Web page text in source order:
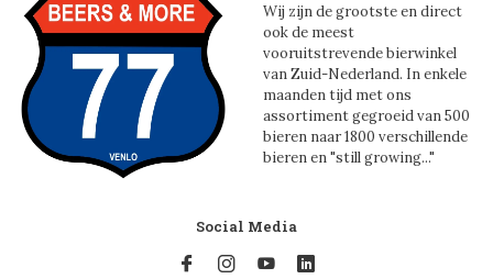
Wij zijn de grootste en direct
ook de meest
vooruitstrevende bierwinkel
van Zuid-Nederland. In enkele
maanden tijd met ons
assortiment gegroeid van 500
bieren naar 1800 verschillende
bieren en "still growing..."
Social Media